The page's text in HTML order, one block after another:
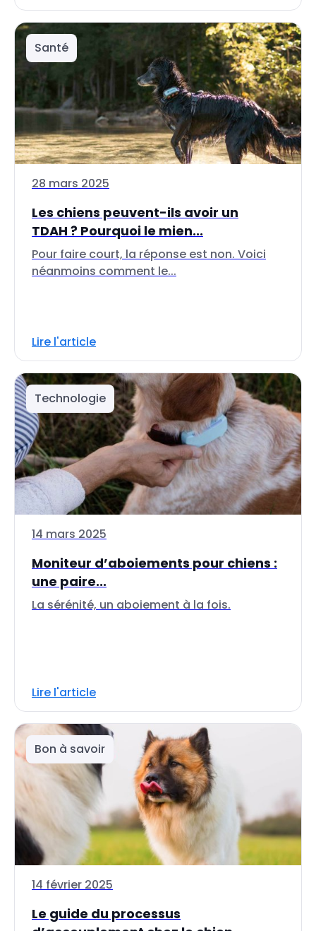
Santé
28 mars 2025
Les chiens peuvent-ils avoir un
TDAH ? Pourquoi le mien...
Pour faire court, la réponse est non. Voici
néanmoins comment le...
Lire l'article
Technologie
14 mars 2025
Moniteur d’aboiements pour chiens :
une paire...
La sérénité, un aboiement à la fois.
Lire l'article
Bon à savoir
14 février 2025
Le guide du processus